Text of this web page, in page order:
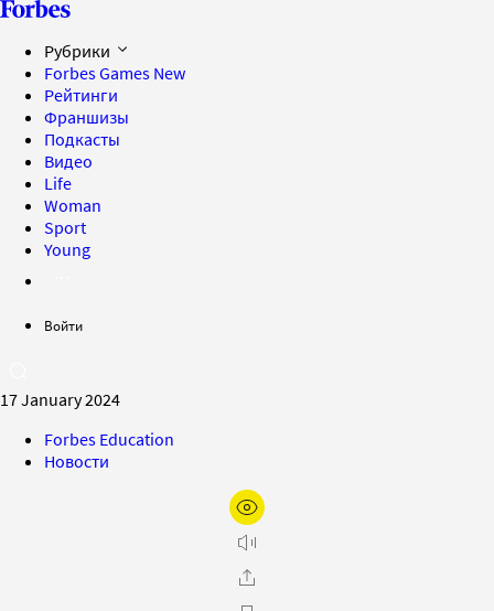
Рубрики
Forbes Games New
Рейтинги
Франшизы
Подкасты
Видео
Life
Woman
Sport
Young
Войти
17 January 2024
Forbes Education
Новости